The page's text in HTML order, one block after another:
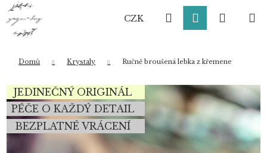
Přejít
obsah
CZK HledatPřihlášení
Domů Krystaly Ručně broušená lebka z křemene
JEDINEČNÝ ORIGINÁL
PÉČE O KAŽDÝ DETAIL
BEZPLATNÉ VRÁCENÍ
K
o
Zpět
Zpět
HLEDAT